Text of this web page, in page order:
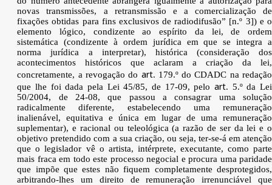
novas transmissões, a retransmissão e a comercialização de
fixações obtidas para fins exclusivos de radiodifusão” [n.º 3]) e o
elemento lógico, condizente ao espírito da lei, de ordem
sistemática (condizente à ordem jurídica em que se integra a
norma jurídica a interpretar), histórica (consideração dos
acontecimentos históricos que aclaram a criação da lei,
concretamente, a revogação do art. 179.º do CDADC na redação
que lhe foi dada pela Lei 45/85, de 17-09, pelo art. 5.º da Lei
50/2004, de 24-08, que passou a consagrar uma solução
radicalmente diferente, estabelecendo uma remuneração
inalienável, equitativa e única em lugar de uma remuneração
suplementar), e racional ou teleológica (a razão de ser da lei e o
objetivo pretendido com a sua criação, ou seja, ter-se-á em atenção
que o legislador vê o artista, intérprete, executante, como parte
mais fraca em todo este processo negocial e procura uma paridade
que impõe que estes não fiquem completamente desprotegidos,
arbitrando-lhes um direito de remuneração irrenunciável que